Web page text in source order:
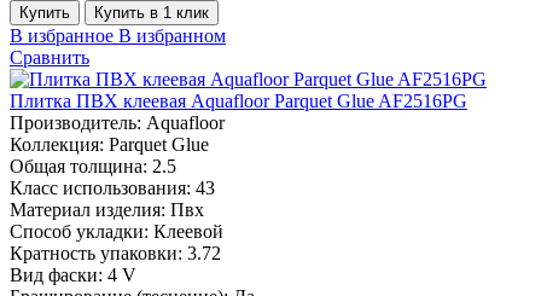
Купить Купить в 1 клик
В избранное В избранном
Сравнить
Плитка ПВХ клеевая Aquafloor Parquet Glue AF2516PG
Производитель: Aquafloor
Коллекция: Parquet Glue
Общая толщина: 2.5
Класс использования: 43
Материал изделия: Пвх
Способ укладки: Клеевой
Кратность упаковки: 3.72
Вид фаски: 4 V